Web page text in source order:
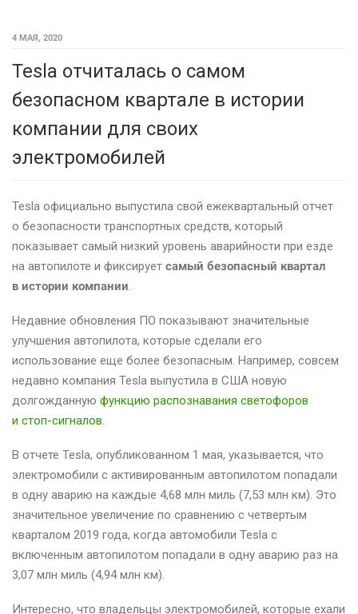
4 МАЯ, 2020
Tesla отчиталась о самом
безопасном квартале в истории
компании для своих
электромобилей
Tesla официально выпустила свой ежеквартальный отчет
о безопасности транспортных средств, который
показывает самый низкий уровень аварийности при езде
на автопилоте и фиксирует самый безопасный квартал
в истории компании.
Недавние обновления ПО показывают значительные
улучшения автопилота, которые сделали его
использование еще более безопасным. Например, совсем
недавно компания Tesla выпустила в США новую
долгожданную функцию распознавания светофоров
и стоп-сигналов.
В отчете Tesla, опубликованном 1 мая, указывается, что
электромобили с активированным автопилотом попадали
в одну аварию на каждые 4,68 млн миль (7,53 млн км). Это
значительное увеличение по сравнению с четвертым
кварталом 2019 года, когда автомобили Tesla с
включенным автопилотом попадали в одну аварию раз на
3,07 млн миль (4,94 млн км).
Интересно, что владельцы электромобилей, которые ехали